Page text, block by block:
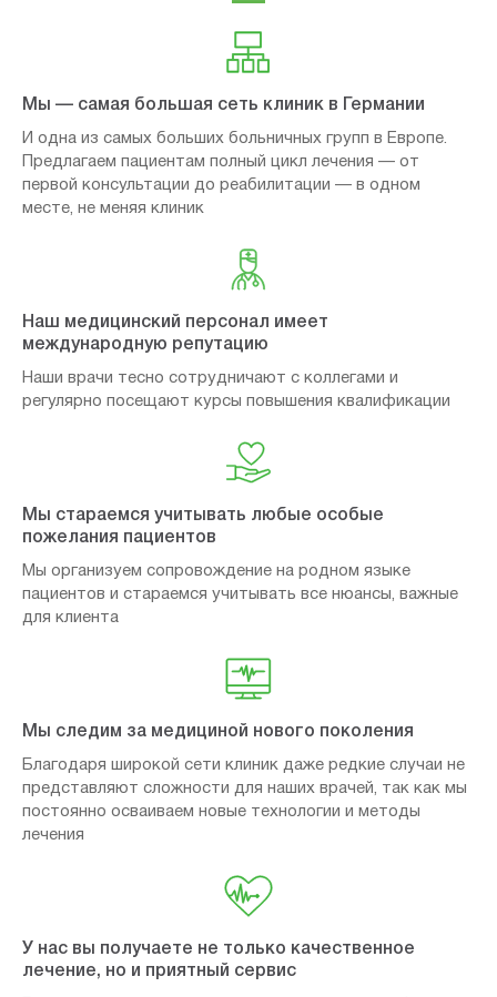
Мы — самая большая сеть клиник в Германии
И одна из самых больших больничных групп в Европе.
Предлагаем пациентам полный цикл лечения — от
первой консультации до реабилитации — в одном
месте, не меняя клиник
Наш медицинский персонал имеет
международную репутацию
Наши врачи тесно сотрудничают с коллегами и
регулярно посещают курсы повышения квалификации
Мы стараемся учитывать любые особые
пожелания пациентов
Мы организуем сопровождение на родном языке
пациентов и стараемся учитывать все нюансы, важные
для клиента
Мы следим за медициной нового поколения
Благодаря широкой сети клиник даже редкие случаи не
представляют сложности для наших врачей, так как мы
постоянно осваиваем новые технологии и методы
лечения
У нас вы получаете не только качественное
лечение, но и приятный сервис